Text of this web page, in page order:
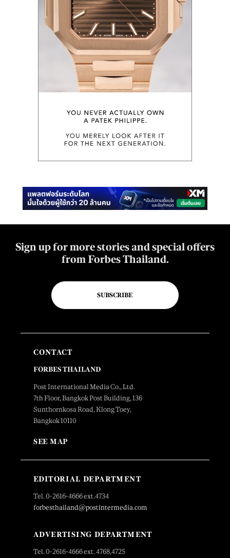
Sign up for more stories and special offers
from Forbes Thailand.
SUBSCRIBE
CONTACT
FORBES THAILAND
Post International Media Co., Ltd.
7th Floor, Bangkok Post Building, 136
Sunthornkosa Road, Klong Toey,
Bangkok 10110
SEE MAP
EDITORIAL DEPARTMENT
Tel. 0-2616-4666 ext.4734
forbesthailand@postintermedia.com
ADVERTISING DEPARTMENT
Tel. 0-2616-4666 ext. 4768,4725